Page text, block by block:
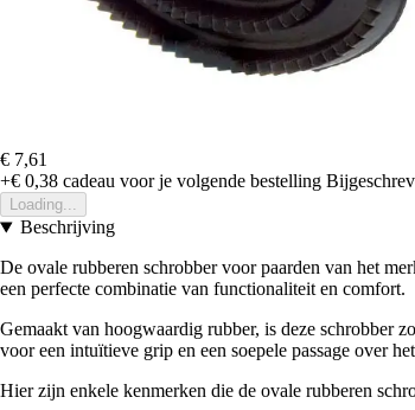
€ 7,61
+€ 0,38 cadeau voor je volgende bestelling
Loading...
Beschrijving
De ovale rubberen schrobber voor paarden van het
een perfecte combinatie van functionaliteit en comfort.
Gemaakt van hoogwaardig rubber, is deze schrobber
voor een intuïtieve grip en een soepele passage over
Hier zijn enkele kenmerken die de ovale rubberen